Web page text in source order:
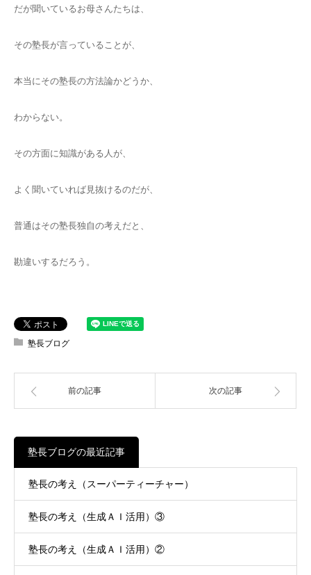
だが聞いているお母さんたちは、
その塾長が言っていることが、
本当にその塾長の方法論かどうか、
わからない。
その方面に知識がある人が、
よく聞いていれば見抜けるのだが、
普通はその塾長独自の考えだと、
勘違いするだろう。
塾長ブログ
前の記事 次の記事
塾長ブログの最近記事
塾長の考え（スーパーティーチャー）
塾長の考え（生成ＡＩ活用）③
塾長の考え（生成ＡＩ活用）②